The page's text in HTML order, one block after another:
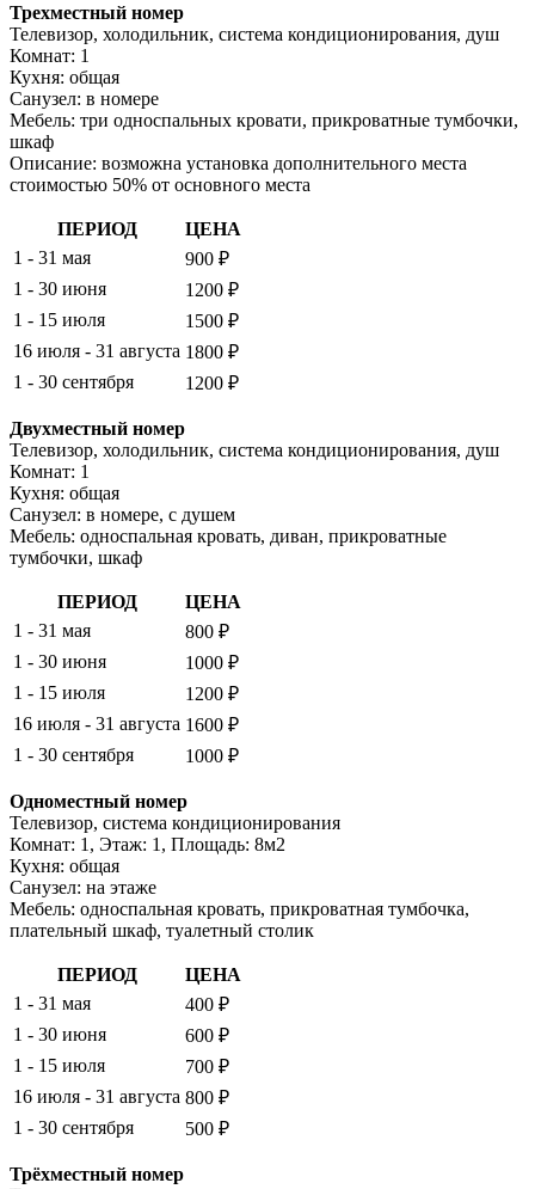
Трехместный номер
Телевизор, холодильник, система кондиционирования, душ
Комнат: 1
Кухня: общая
Санузел: в номере
Мебель: три односпальных кровати, прикроватные тумбочки,
шкаф
Описание: возможна установка дополнительного места
стоимостью 50% от основного места
ПЕРИОД
ЦЕНА
1 - 31 мая
900 ₽
1 - 30 июня
1200 ₽
1 - 15 июля
1500 ₽
16 июля - 31 августа 1800 ₽
1 - 30 сентября
1200 ₽
Двухместный номер
Телевизор, холодильник, система кондиционирования, душ
Комнат: 1
Кухня: общая
Санузел: в номере, с душем
Мебель: односпальная кровать, диван, прикроватные
тумбочки, шкаф
ПЕРИОД
ЦЕНА
1 - 31 мая
800 ₽
1 - 30 июня
1000 ₽
1 - 15 июля
1200 ₽
16 июля - 31 августа 1600 ₽
1 - 30 сентября
1000 ₽
Одноместный номер
Телевизор, система кондиционирования
Комнат: 1, Этаж: 1, Площадь: 8м2
Кухня: общая
Санузел: на этаже
Мебель: односпальная кровать, прикроватная тумбочка,
плательный шкаф, туалетный столик
ПЕРИОД
ЦЕНА
1 - 31 мая
400 ₽
1 - 30 июня
600 ₽
1 - 15 июля
700 ₽
16 июля - 31 августа 800 ₽
1 - 30 сентября
500 ₽
Трёхместный номер